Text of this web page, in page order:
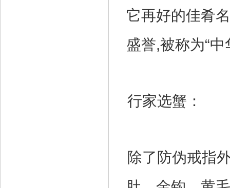
它再好的佳肴
盛誉,被称为“
行家选蟹：
除了防伪戒指